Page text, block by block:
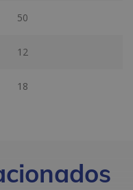
50
12
18